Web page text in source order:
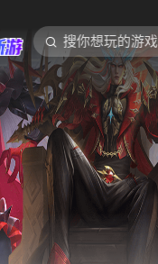
 搜你想玩的游戏